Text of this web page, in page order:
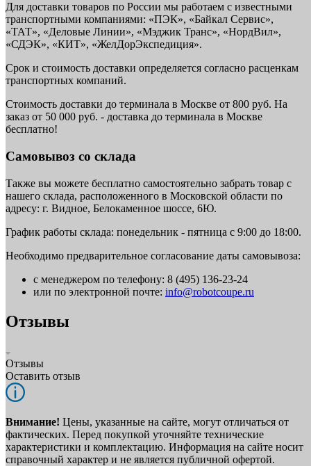
Для доставки товаров по России мы работаем с известными
транспортными компаниями: «ПЭК», «Байкал Сервис»,
«ТАТ», «Деловые Линии», «Мэджик Транс», «НордВил»,
«СДЭК», «КИТ», «ЖелДорЭкспедиция».
Срок и стоимость доставки определяется согласно расценкам
транспортных компаний.
Стоимость доставки до терминала в Москве от 800 руб. На
заказ от 50 000 руб. - доставка до терминала в Москве
бесплатно!
Самовывоз со склада
Также вы можете бесплатно самостоятельно забрать товар с
нашего склада, расположенного в Московской области по
адресу: г. Видное, Белокаменное шоссе, 6Ю.
График работы склада: понедельник - пятница с 9:00 до 18:00.
Необходимо предварительное согласование даты самовывоза:
с менеджером по телефону: 8 (495) 136-23-24
или по электронной почте: info@robotcoupe.ru
Отзывы
Отзывы
Оставить отзыв
Внимание! Цены, указанные на сайте, могут отличаться от
фактических. Перед покупкой уточняйте технические
характеристики и комплектацию. Информация на сайте носит
справочный характер и не является публичной офертой.